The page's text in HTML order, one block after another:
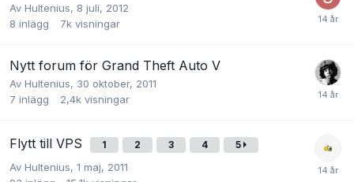
Av Hultenius, 8 juli, 2012
8 inlägg 7k visningar
Nytt forum för Grand Theft Auto V
Av Hultenius, 30 oktober, 2011
7 inlägg 2,4k visningar
Flytt till VPS 1 2 3 4 5
Av Hultenius, 1 maj, 2011